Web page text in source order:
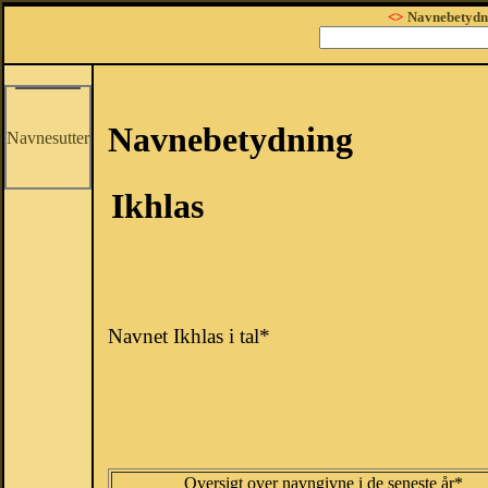
<>
Navnesutter
Navnebetydning
Ikhlas
Navnet Ikhlas i tal*
Oversigt over navngivne i de seneste år*